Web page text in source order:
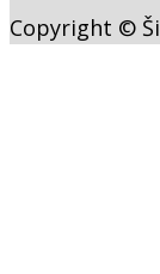
Copyright ©